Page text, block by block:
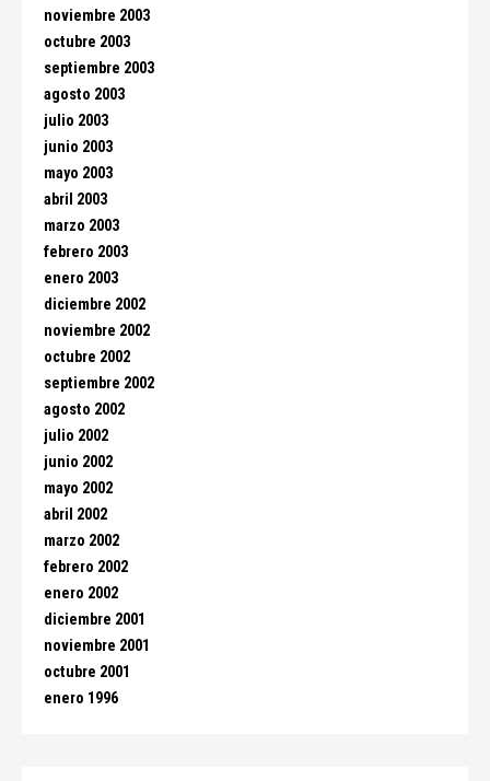
noviembre 2003
octubre 2003
septiembre 2003
agosto 2003
julio 2003
junio 2003
mayo 2003
abril 2003
marzo 2003
febrero 2003
enero 2003
diciembre 2002
noviembre 2002
octubre 2002
septiembre 2002
agosto 2002
julio 2002
junio 2002
mayo 2002
abril 2002
marzo 2002
febrero 2002
enero 2002
diciembre 2001
noviembre 2001
octubre 2001
enero 1996